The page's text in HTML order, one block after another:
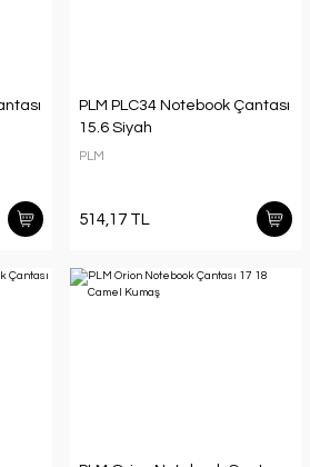
PLM PLC34 Notebook Çantası
15.6 Siyah
PLM
514,17 TL